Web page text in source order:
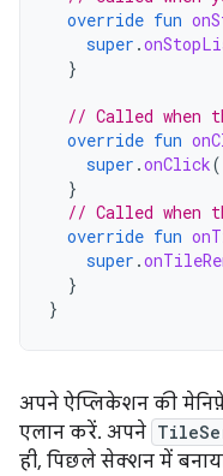
override fun
super .
}
// Called when
override fun
super .onClick
}
// Called when
override fun
super .
}
}
अपने ऐप्लिकेशन की
एलान करें. अपने
ही, पिछले सेक्शन में